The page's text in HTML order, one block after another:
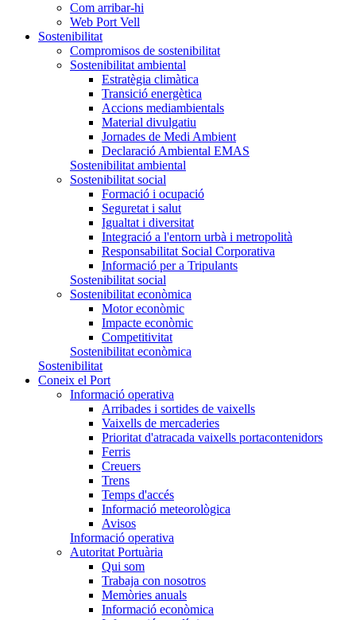
Com arribar-hi
Web Port Vell
Sostenibilitat
Compromisos de sostenibilitat
Sostenibilitat ambiental
Estratègia climàtica
Transició energètica
Accions mediambientals
Material divulgatiu
Jornades de Medi Ambient
Declaració Ambiental EMAS
Sostenibilitat ambiental
Sostenibilitat social
Formació i ocupació
Seguretat i salut
Igualtat i diversitat
Integració a l'entorn urbà i metropolità
Responsabilitat Social Corporativa
Informació per a Tripulants
Sostenibilitat social
Sostenibilitat econòmica
Motor econòmic
Impacte econòmic
Competitivitat
Sostenibilitat econòmica
Sostenibilitat
Coneix el Port
Informació operativa
Arribades i sortides de vaixells
Vaixells de mercaderies
Prioritat d'atracada vaixells portacontenidors
Ferris
Creuers
Trens
Temps d'accés
Informació meteorològica
Avisos
Informació operativa
Autoritat Portuària
Qui som
Trabaja con nosotros
Memòries anuals
Informació econòmica